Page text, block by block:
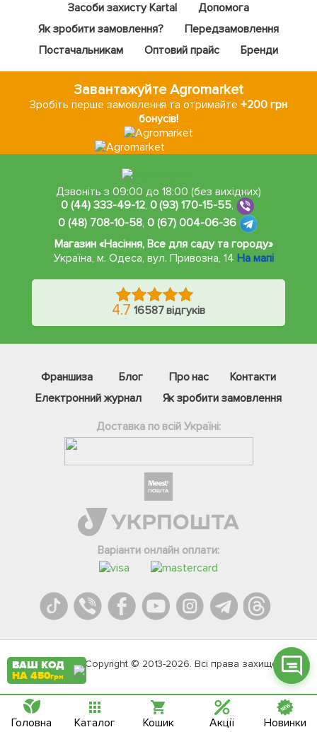
Засоби захисту Kartal
Допомога
Як зробити замовлення?
Передзамовлення
Постачальникам
Оптовий прайс Бренди
Завантажуйте Agromarket
Зробіть перше замовлення та отримайте+200 грн
бонусів!
Дзвоніть з 09:00 до 18:00 (без вихідних)
0 (44) 333-49-12, 0 (93) 170-15-55,
0 (48) 708-10-58, 0 (67) 004-06-36
Магазин «Насіння, Все для саду та городу»
Україна, м. Одеса,вул. Привозна, 14 На мапі
4.7 16587 відгуків
Франшиза Блог Про нас
Контакти
Електронний журнал
Як зробити замовлення
Доставка по всій Україні:
Варіанти онлайн оплати:
Agromarket.Copyright © 2013-2026. Всі права захищені
Телеграм
Вайбер
Онлайн чат
ВАШ КОД
НА 450грн
Головна Каталог Кошик Акції Новинки